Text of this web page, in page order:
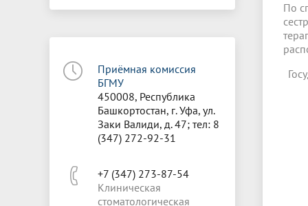
Приёмная комиссия
БГМУ
450008, Республика
Башкортостан, г. Уфа, ул.
Заки Валиди, д. 47; тел: 8
(347) 272-92-31
+7 (347) 273-87-54
Клиническая
стоматологическая
По